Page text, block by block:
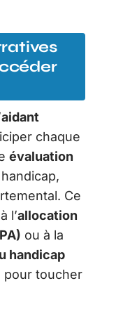
aidant
chaque
évaluation
Ce
l’allocation
ou à la
handicap
pour toucher